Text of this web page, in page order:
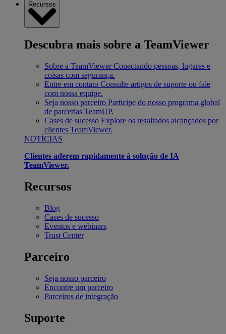
Recursos
Descubra mais sobre a TeamViewer
Sobre a TeamViewer Conectando pessoas, lugares e
coisas com segurança.
Entre em contato Consulte artigos de suporte ou fale
com nossa equipe.
Seja nosso parceiro Participe do nosso programa global
de parcerias TeamUP.
Cases de sucesso Explore os resultados alcançados por
clientes TeamViewer.
NOTÍCIAS
Clientes aderem rapidamente à solução de IA
TeamViewer.
Recursos
Blog
Cases de sucesso
Eventos e webinars
Trust Center
Parceiro
Seja nosso parceiro
Encontre um parceiro
Parceiros de integração
Suporte